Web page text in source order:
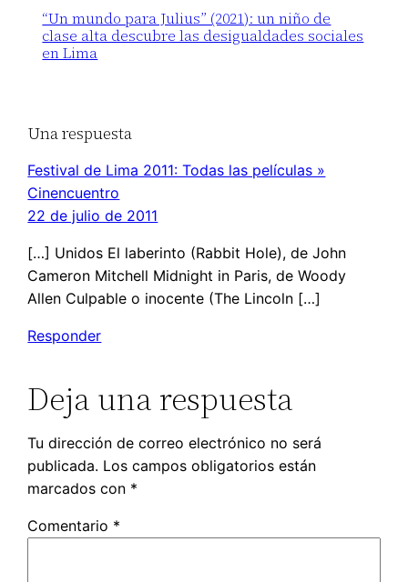
“Un mundo para Julius” (2021): un niño de
clase alta descubre las desigualdades sociales
en Lima
Una respuesta
Festival de Lima 2011: Todas las películas »
Cinencuentro
22 de julio de 2011
[…] Unidos El laberinto (Rabbit Hole), de John
Cameron Mitchell Midnight in Paris, de Woody
Allen Culpable o inocente (The Lincoln […]
Responder
Deja una respuesta
Tu dirección de correo electrónico no será
publicada. Los campos obligatorios están
marcados con *
Comentario *